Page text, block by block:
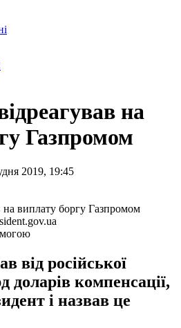
на
Газпромом
2019, 19:45
від російської
доларів компенсації,
і назвав це